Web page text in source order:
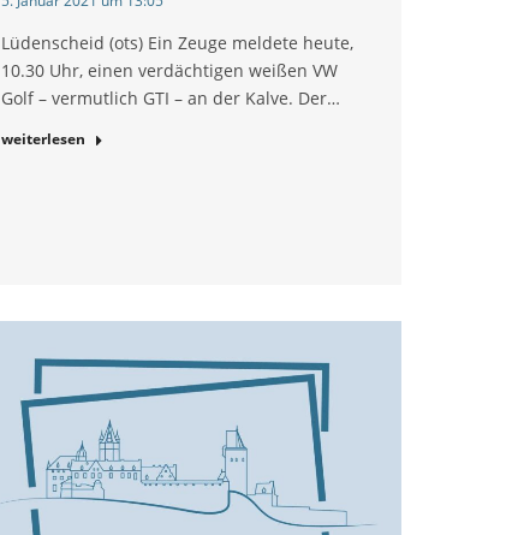
Lüdenscheid (ots) Ein Zeuge meldete heute,
10.30 Uhr, einen verdächtigen weißen VW
Golf – vermutlich GTI – an der Kalve. Der…
weiterlesen